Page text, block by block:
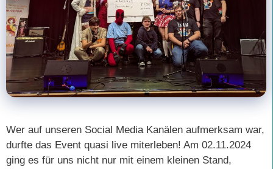
Wer auf unseren Social Media Kanälen aufmerksam war,
durfte das Event quasi live miterleben! Am 02.11.2024
ging es für uns nicht nur mit einem kleinen Stand,